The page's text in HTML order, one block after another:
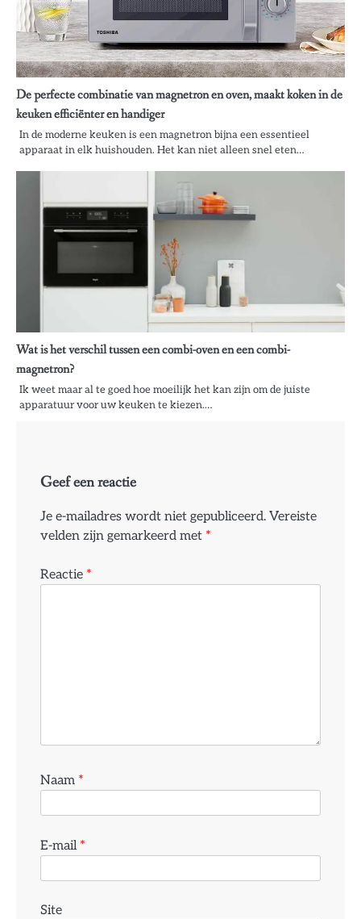
De perfecte combinatie van magnetron en oven, maakt koken in de
keuken efficiënter en handiger
In de moderne keuken is een magnetron bijna een essentieel
apparaat in elk huishouden. Het kan niet alleen snel eten…
Wat is het verschil tussen een combi-oven en een combi-
magnetron?
Ik weet maar al te goed hoe moeilijk het kan zijn om de juiste
apparatuur voor uw keuken te kiezen.…
Geef een reactie
Je e-mailadres wordt niet gepubliceerd. Vereiste
velden zijn gemarkeerd met *
Reactie *
Naam *
E-mail *
Site